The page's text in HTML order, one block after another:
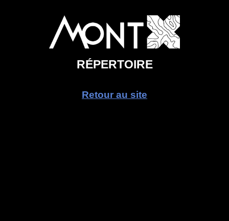
RÉPERTOIRE
Retour au site